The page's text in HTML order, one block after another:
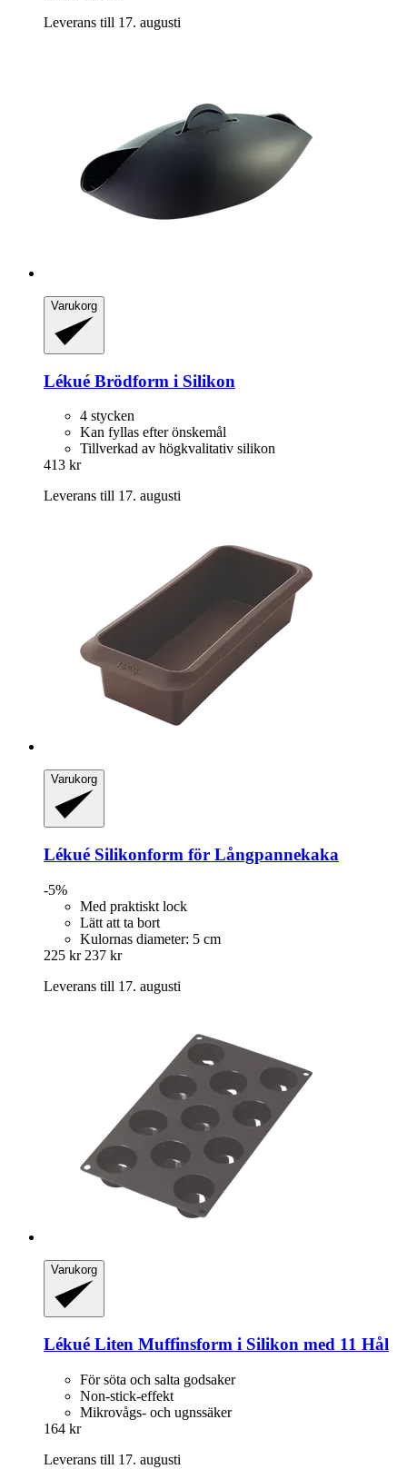
Leverans till 17. augusti
Varukorg
Lékué Brödform i Silikon
4 stycken
Kan fyllas efter önskemål
Tillverkad av högkvalitativ silikon
413 kr
Leverans till 17. augusti
Varukorg
Lékué Silikonform för Långpannekaka
-5%
Med praktiskt lock
Lätt att ta bort
Kulornas diameter: 5 cm
225 kr 237 kr
Leverans till 17. augusti
Varukorg
Lékué Liten Muffinsform i Silikon med 11 Hål
För söta och salta godsaker
Non-stick-effekt
Mikrovågs- ​​och ugnssäker
164 kr
Leverans till 17. augusti